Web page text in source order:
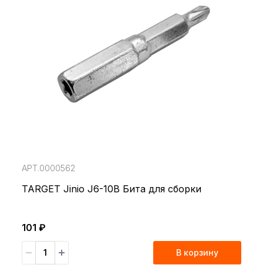
АРТ.0000562
TARGET Jinio J6-10B Бита для сборки
101 ₽
В корзину